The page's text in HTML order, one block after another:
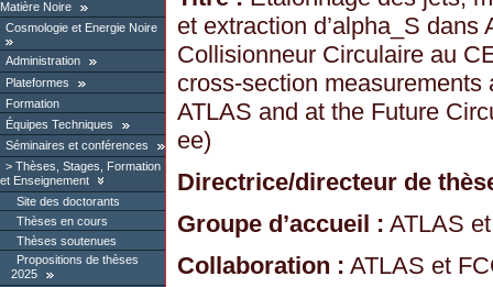
Matière Noire
Cosmologie et Energie Noire
Administration
Plateformes
Formation
Équipes Techniques
Séminaires et conférences
Thèses, Stages, Formation
et Enseignement
Site des doctorants
Thèses en cours
Thèses soutenues
Propositions de thèses
2025
et extraction d’alpha_S dans
Collisionneur Circulaire au
cross-section
ATLAS and at the Future
ee)
Directrice/directeur de
Groupe d’accueil : ATLAS
Collaboration : ATLAS et